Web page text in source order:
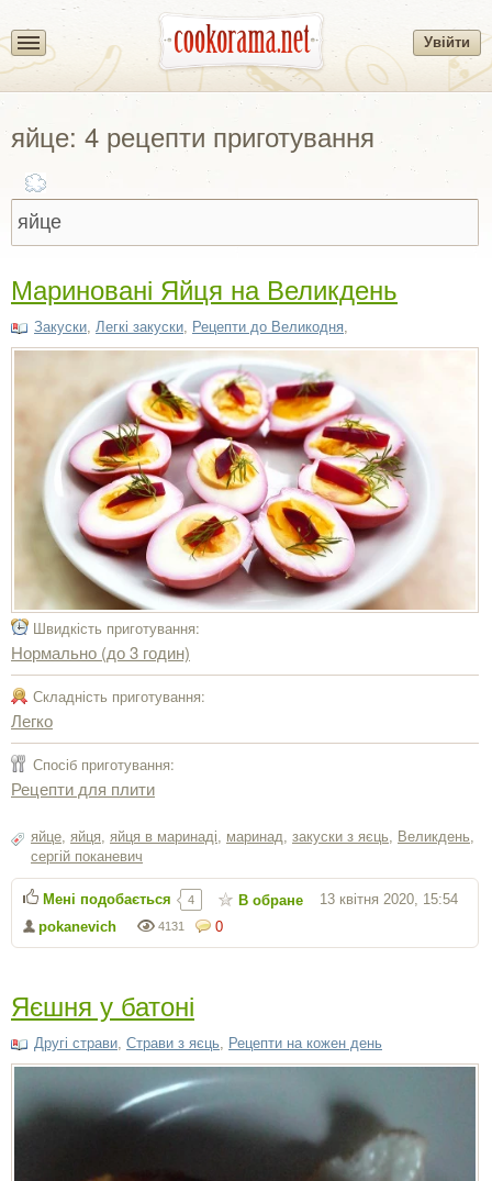
Увійти
яйце: 4 рецепти приготування
Мариновані Яйця на Великдень
Закуски, Легкі закуски, Рецепти до Великодня,
Швидкість приготування:
Нормально (до 3 годин)
Складність приготування:
Легко
Спосіб приготування:
Рецепти для плити
яйце, яйця, яйця в маринаді, маринад, закуски з яєць, Великдень,
сергiй поканевич
0
4131
pokanevich
13 квітня 2020, 15:54
Мені подобається 4 В обране
Яєшня у батоні
Другі страви, Cтрави з яєць, Рецепти на кожен день